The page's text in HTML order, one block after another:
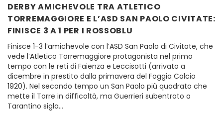
DERBY AMICHEVOLE TRA ATLETICO
TORREMAGGIORE E L’ASD SAN PAOLO CIVITATE:
FINISCE 3 A 1 PER I ROSSOBLU
Finisce 1-3 l’amichevole con l’ASD San Paolo di Civitate, che
vede l’Atletico Torremaggiore protagonista nel primo
tempo con le reti di Faienza e Leccisotti (arrivato a
dicembre in prestito dalla primavera del Foggia Calcio
1920). Nel secondo tempo un San Paolo più quadrato che
mette il Torre in difficoltà, ma Guerrieri subentrato a
Tarantino sigla…